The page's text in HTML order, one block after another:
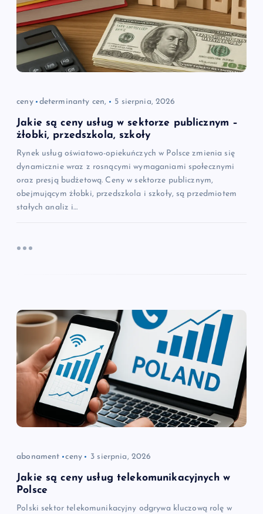
ceny determinanty cen, 5 sierpnia, 2026
Jakie są ceny usług w sektorze publicznym –
żłobki, przedszkola, szkoły
Rynek usług oświatowo-opiekuńczych w Polsce zmienia się
dynamicznie wraz z rosnącymi wymaganiami społecznymi
oraz presją budżetową. Ceny w sektorze publicznym,
obejmującym żłobki, przedszkola i szkoły, są przedmiotem
stałych analiz i…
abonament ceny 3 sierpnia, 2026
Jakie są ceny usług telekomunikacyjnych w
Polsce
Polski sektor telekomunikacyjny odgrywa kluczową rolę w